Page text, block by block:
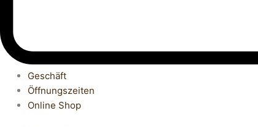
Geschäft
Öffnungszeiten
Online Shop